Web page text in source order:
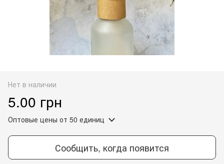
Нет в наличии
5.00 грн
Оптовые цены от 50 единиц
Сообщить, когда появится